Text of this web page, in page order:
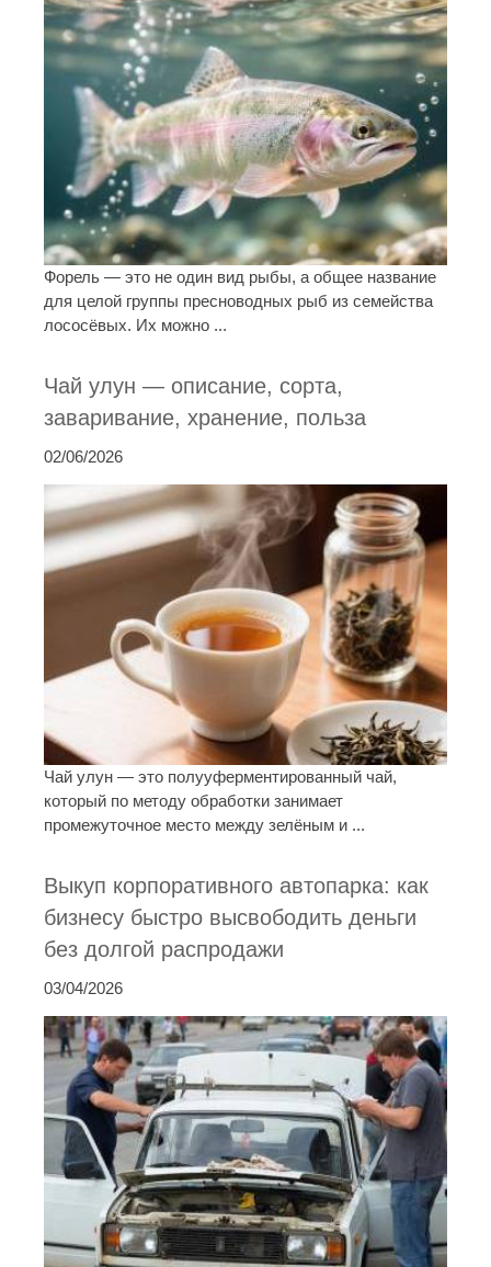
Форель — это не один вид рыбы, а общее название
для целой группы пресноводных рыб из семейства
лососёвых. Их можно ...
Чай улун — описание, сорта,
заваривание, хранение, польза
02/06/2026
Чай улун — это полууферментированный чай,
который по методу обработки занимает
промежуточное место между зелёным и ...
Выкуп корпоративного автопарка: как
бизнесу быстро высвободить деньги
без долгой распродажи
03/04/2026